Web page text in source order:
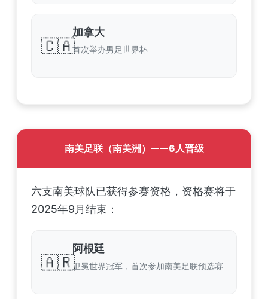
🇨🇦
加拿大
首次举办男足世界杯
南美足联（南美洲）——6人晋级
六支南美球队已获得参赛资格，资格赛将于
2025年9月结束：
🇦🇷
阿根廷
卫冕世界冠军，首次参加南美足联预选赛